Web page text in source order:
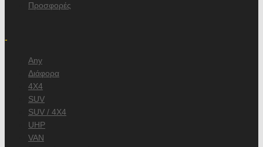
Προσφορές
-
Any
Διάφορα
4X4
SUV
SUV / 4X4
UHP
VAN